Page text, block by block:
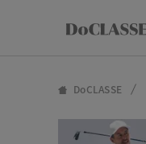
DoCLASSE